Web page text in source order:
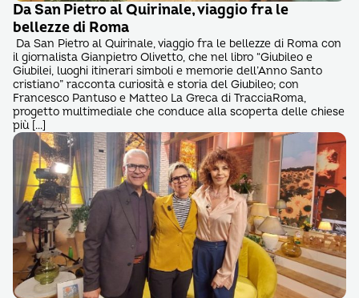
Da San Pietro al Quirinale, viaggio fra le
bellezze di Roma
Da San Pietro al Quirinale, viaggio fra le bellezze di Roma con
il giornalista Gianpietro Olivetto, che nel libro “Giubileo e
Giubilei, luoghi itinerari simboli e memorie dell’Anno Santo
cristiano” racconta curiosità e storia del Giubileo; con
Francesco Pantuso e Matteo La Greca di TracciaRoma,
progetto multimediale che conduce alla scoperta delle chiese
più […]